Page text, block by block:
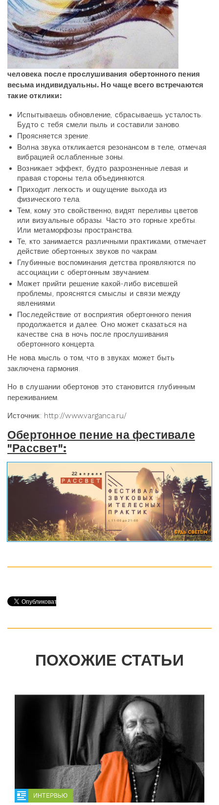
человека после прослушивания обертонного пения
весьма индивидуальны. Но чаще всего встречаются
такие отклики:
Испытываешь обновление, сбрасываешь усталость.
Будто с тебя смели пыль и составили заново.
Проясняется зрение.
Волна звука откликается резонансом в теле, отмечая
вибрацией ослабленные зоны.
Возникает эффект, будто разрозненные левая и
правая стороны тела объединяются.
Приходит легкость и ощущение выхода из
физического тела.
Тем, кому это свойственно, видят переливы цветов
или визуальные образы. Часто это горные хребты.
Или метаморфозы пространства.
Те, кто занимается различными практиками, отмечает
действие обертонных звуков по чакрам.
Глубинные воспоминания детства проявляются по
ассоциации с обертонным звучанием.
Может прийти решение какой-либо висевшей
проблемы, прояснятся смыслы и связи между
явлениями.
Последействие от восприятия обертонного пения
продолжается и далее. Оно может сказаться на
качестве сна в ночь после прослушивания
обертонного концерта.
Не нова мысль о том, что в звуках может быть
заключена гармония.
Но в слушании обертонов это становится глубинным
переживанием.
Источник: http://www.varganca.ru/
Обертонное пение на фестивале
"Рассвет":
ПОХОЖИЕ СТАТЬИ
ИНТЕРВЬЮ